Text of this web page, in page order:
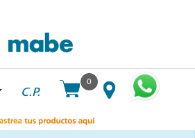
C.P.
0